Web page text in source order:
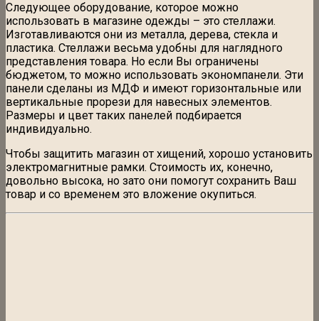
Следующее оборудование, которое можно
использовать в магазине одежды – это стеллажи.
Изготавливаются они из металла, дерева, стекла и
пластика. Стеллажи весьма удобны для наглядного
представления товара. Но если Вы ограничены
бюджетом, то можно использовать экономпанели. Эти
панели сделаны из МДФ и имеют горизонтальные или
вертикальные прорези для навесных элементов.
Размеры и цвет таких панелей подбирается
индивидуально.
Чтобы защитить магазин от хищений, хорошо установить
электромагнитные рамки. Стоимость их, конечно,
довольно высока, но зато они помогут сохранить Ваш
товар и со временем это вложение окупиться.